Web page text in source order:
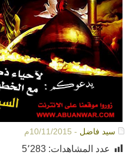
سيد فاضل - 10/11/2015م
عدد المشاهدات: 5٬283